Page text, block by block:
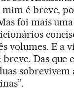
mim é breve,
foi mais
volumes. E a
Das que
sobrevivem